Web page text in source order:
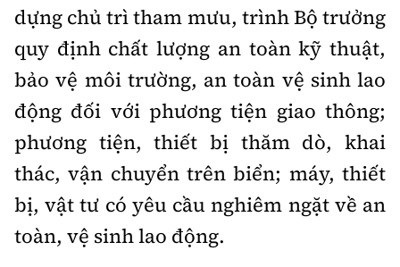
dựng chủ trì tham mưu, trình Bộ trưởng
quy định chất lượng an toàn kỹ thuật,
bảo vệ môi trường, an toàn vệ sinh lao
động đối với phương tiện giao thông;
phương tiện, thiết bị thăm dò, khai
thác, vận chuyển trên biển; máy, thiết
bị, vật tư có yêu cầu nghiêm ngặt về an
toàn, vệ sinh lao động.